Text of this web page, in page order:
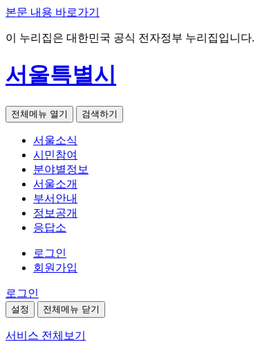
본문 내용 바로가기
이 누리집은 대한민국 공식 전자정부 누리집입니다.
서울특별시
전체메뉴 열기 검색하기
서울소식
시민참여
분야별정보
서울소개
부서안내
정보공개
응답소
로그인
회원가입
로그인
설정 전체메뉴 닫기
서비스 전체보기